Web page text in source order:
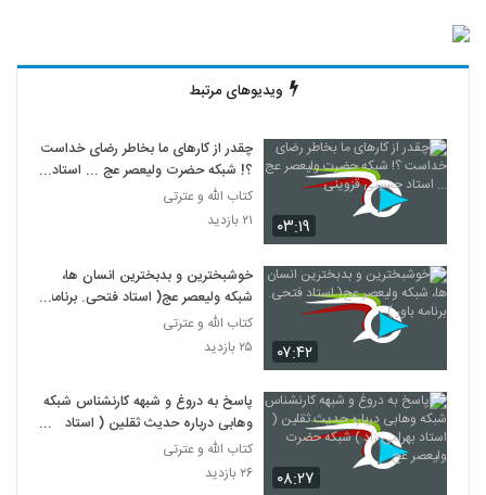
ویدیوهای مرتبط
۰۳:۱۹
چقدر از کارهای ما بخاطر رضای خداست
؟! شبکه حضرت ولیعصر عج ... استاد
حسینی قزوینی
کتاب الله و عترتی
۲۱ بازدید
۰۷:۴۲
خوشبخترین و بدبخترین انسان ها،
شبکه ولیعصر عج( استاد فتحی. برنامه
باور )
کتاب الله و عترتی
۲۵ بازدید
۰۸:۲۷
پاسخ به دروغ و شبهه کارنشناس شبکه
وهابی درباره حدیث ثقلین ( استاد
بهرامی زاد ) شبکه حضرت ولیعصر عج
کتاب الله و عترتی
۲۶ بازدید